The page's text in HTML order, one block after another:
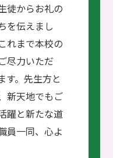
徒からお礼の
を伝えまし
れまで本校の
尽力いただ
す。先生方と
新天地でもご
躍と新たな道
員一同、心よ